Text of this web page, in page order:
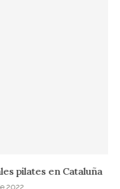
pilates en Cataluña
2022